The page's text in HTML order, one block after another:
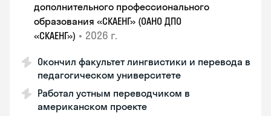
дополнительного профессионального
образования «СКАЕНГ» (ОАНО ДПО
«СКАЕНГ») • 2026 г.
Окончил факультет лингвистики и перевода в
педагогическом университете
Работал устным переводчиком в
американском проекте